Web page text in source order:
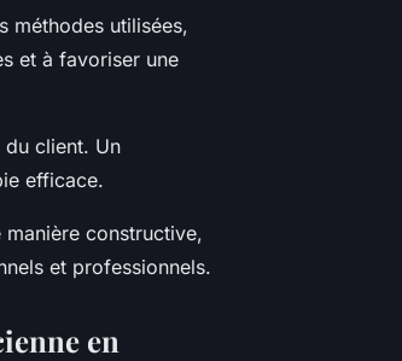
méthodes utilisées,
et à favoriser une
du client. Un
efficace.
constructive,
et professionnels.
en